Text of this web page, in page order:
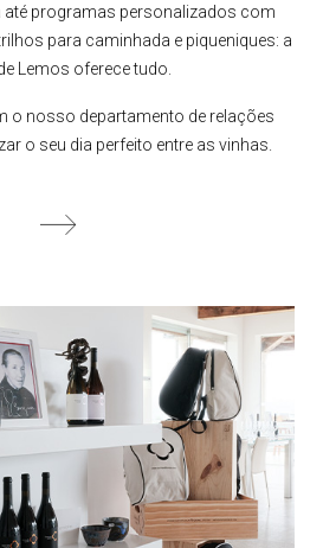
até programas personalizados com
para caminhada e piqueniques: a
Lemos oferece tudo.
o nosso departamento de relações
o seu dia perfeito entre as vinhas.